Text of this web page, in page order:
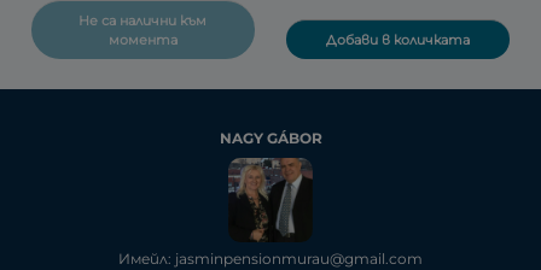
Не са налични към
момента
Добави в количката
NAGY GÁBOR
Имейл: jasminpensionmurau@gmail.com